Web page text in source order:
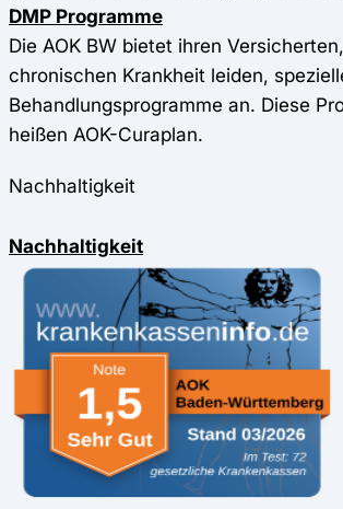
DMP Programme
Die AOK BW bietet ihren
chronischen Krankheit leiden,
Behandlungsprogramme an. Diese
heißen AOK-Curaplan.
Nachhaltigkeit
Nachhaltigkeit